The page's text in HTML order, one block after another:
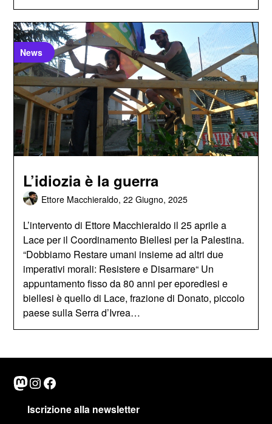
News
L’idiozia è la guerra
Ettore Macchieraldo,22 Giugno, 2025
L’intervento di Ettore Macchieraldo il 25 aprile a
Lace per il Coordinamento Biellesi per la Palestina.
“Dobbiamo Restare umani insieme ad altri due
imperativi morali: Resistere e Disarmare“ Un
appuntamento fisso da 80 anni per eporediesi e
biellesi è quello di Lace, frazione di Donato, piccolo
paese sulla Serra d’Ivrea…
Mastodon
Instagram
Facebook
Iscrizione alla newsletter